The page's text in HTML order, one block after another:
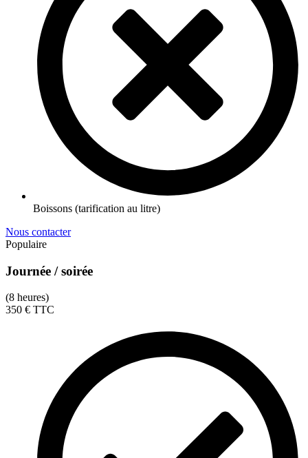
Boissons (tarification au litre)
Nous contacter
Populaire
Journée / soirée
(8 heures)
350 € TTC